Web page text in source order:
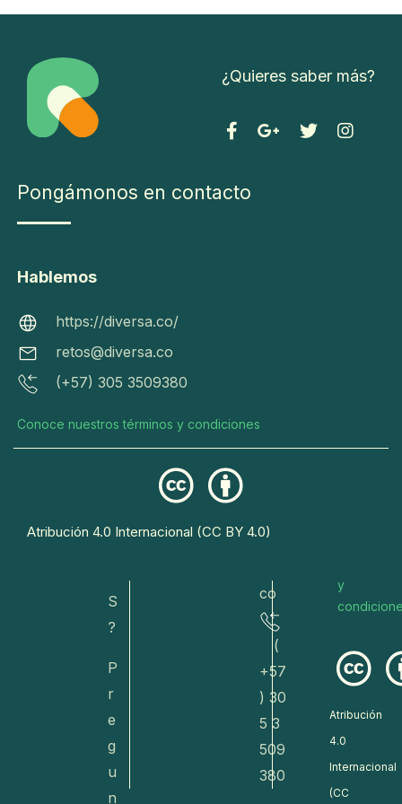
f
ci
o
n
E
S
?
P
r
e
g
u
n
dive
co
(
+57
) 30
5 3
509
380
2 -
ers
va
y
Atribución
4.0
Internacional
(CC
¿Quieres saber más?
Pongámonos en contacto
Hablemos
https://diversa.co/
retos@diversa.co
(+57) 305 3509380
Conoce nuestros términos y condiciones
Atribución 4.0 Internacional (CC BY 4.0)